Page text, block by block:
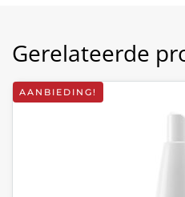
Gerelateerde
AANBIEDING!